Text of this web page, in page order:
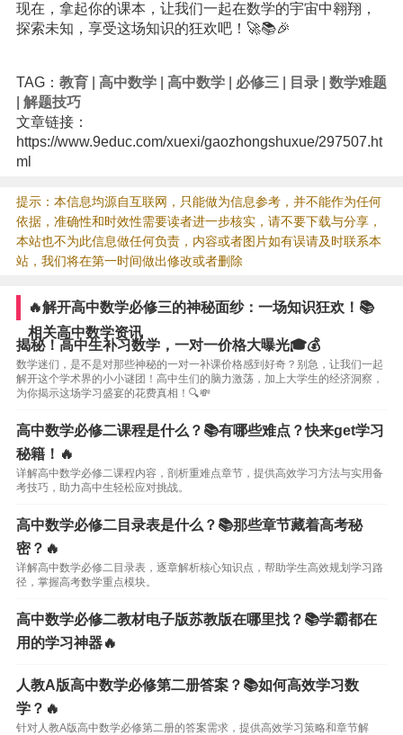
现在，拿起你的课本，让我们一起在数学的宇宙中翱翔，
探索未知，享受这场知识的狂欢吧！🚀📚🎉
TAG： 教育| 高中数学| 高中数学| 必修三 目录| 数学难题
解题技巧
文章链接：
https://www.9educ.com/xuexi/gaozhongshuxue/297507.ht
ml
提示：本信息均源自互联网，只能做为信息参考，并不能作为任何
依据，准确性和时效性需要读者进一步核实，请不要下载与分享，
本站也不为此信息做任何负责，内容或者图片如有误请及时联系本
站，我们将在第一时间做出修改或者删除
🔥解开高中数学必修三的神秘面纱：一场知识狂欢！📚
相关高中数学资讯
揭秘！高中生补习数学，一对一价格大曝光🎓💰
数学迷们，是不是对那些神秘的一对一补课价格感到好奇？别急，让我们一起
解开这个学术界的小小谜团！高中生们的脑力激荡，加上大学生的经济洞察，
为你揭示这场学习盛宴的花费真相！🔍💸
高中数学必修二课程是什么？📚有哪些难点？快来get学习
秘籍！🔥
详解高中数学必修二课程内容，剖析重难点章节，提供高效学习方法与实用备
考技巧，助力高中生轻松应对挑战。
高中数学必修二目录表是什么？📚那些章节藏着高考秘
密？🔥
详解高中数学必修二目录表，逐章解析核心知识点，帮助学生高效规划学习路
径，掌握高考数学重点模块。
高中数学必修二教材电子版苏教版在哪里找？📚学霸都在
用的学习神器🔥
人教A版高中数学必修第二册答案？📚如何高效学习数
学？🔥
针对人教A版高中数学必修第二册的答案需求，提供高效学习策略和章节解